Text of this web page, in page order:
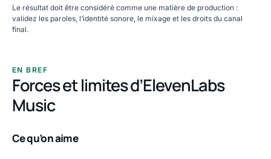
Le résultat doit être considéré comme une matière de production :
validez les paroles, l’identité sonore, le mixage et les droits du canal
final.
EN BREF
Forces et limites d’ElevenLabs
Music
Ce qu’on aime